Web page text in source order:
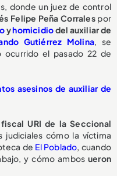
donde un juez de control
Felipe Peña Corralespor
yhomicidiodel auxiliar de
Gutiérrez Molina , se
ocurrido el pasado 22 de
asesinos de auxiliar de
fiscal URI de la Seccional
judiciales cómo la víctima
de El Poblado , cuando
y cómo ambos ueron